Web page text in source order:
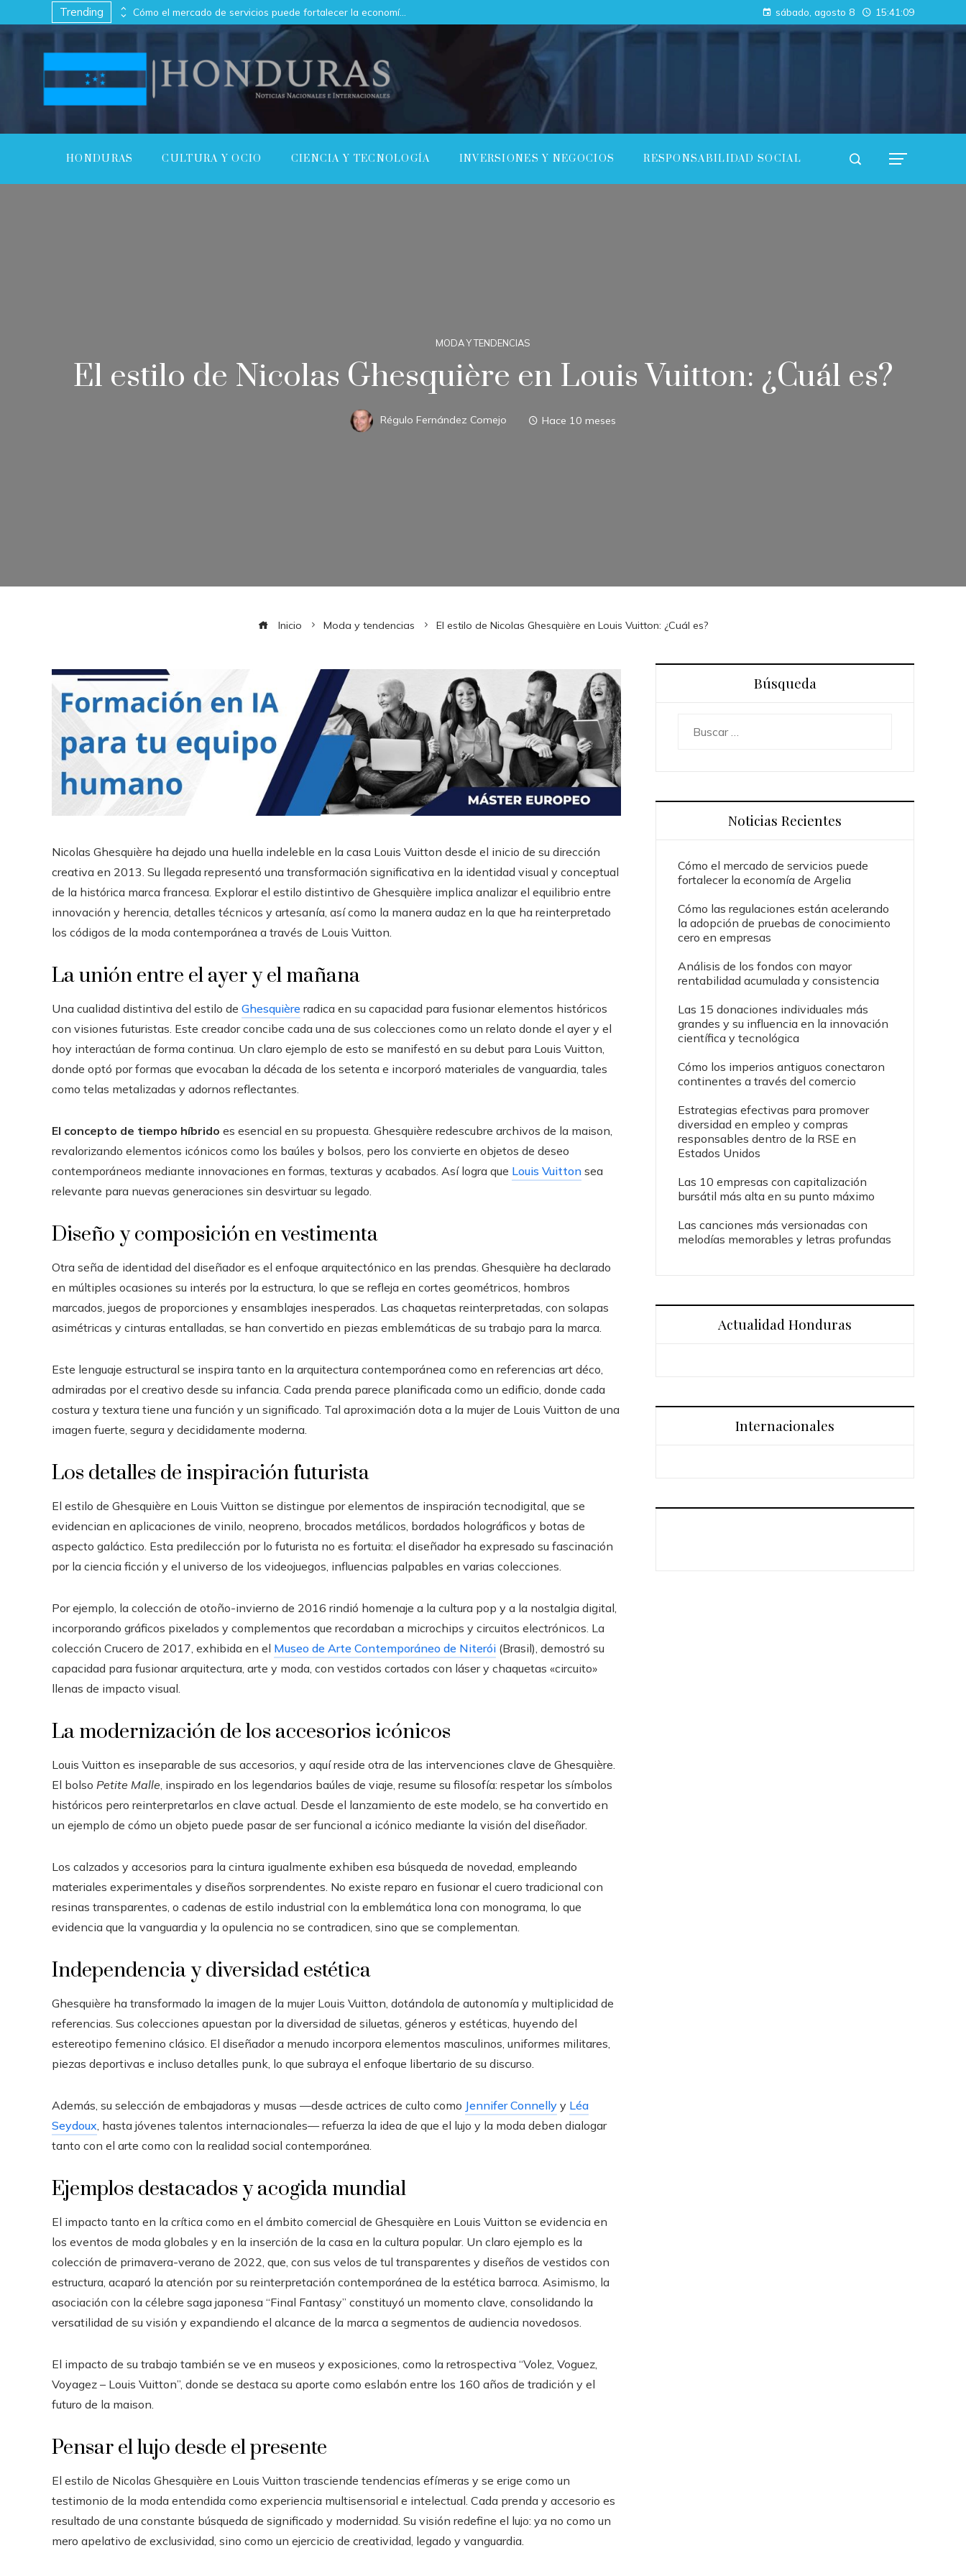
Trending Cómo los imperios antiguos conectaron continentes a través del comercio Cómo el mercado de servicios puede fortalecer la economía de Argelia sábado, agosto 8 15:41:10
HONDURAS CULTURA Y OCIO CIENCIA Y TECNOLOGÍA INVERSIONES Y NEGOCIOS RESPONSABILIDAD SOCIAL
MODA Y TENDENCIAS
El estilo de Nicolas Ghesquière en Louis Vuitton: ¿Cuál es?
Régulo Fernández Comejo Hace 10 meses
Inicio Moda y tendencias El estilo de Nicolas Ghesquière en Louis Vuitton: ¿Cuál es?
Nicolas Ghesquière ha dejado una huella indeleble en la casa Louis Vuitton desde el inicio de su dirección
creativa en 2013. Su llegada representó una transformación significativa en la identidad visual y conceptual
de la histórica marca francesa. Explorar el estilo distintivo de Ghesquière implica analizar el equilibrio entre
innovación y herencia, detalles técnicos y artesanía, así como la manera audaz en la que ha reinterpretado
los códigos de la moda contemporánea a través de Louis Vuitton.
La unión entre el ayer y el mañana
Una cualidad distintiva del estilo de Ghesquière radica en su capacidad para fusionar elementos históricos
con visiones futuristas. Este creador concibe cada una de sus colecciones como un relato donde el ayer y el
hoy interactúan de forma continua. Un claro ejemplo de esto se manifestó en su debut para Louis Vuitton,
donde optó por formas que evocaban la década de los setenta e incorporó materiales de vanguardia, tales
como telas metalizadas y adornos reflectantes.
El concepto de tiempo híbrido es esencial en su propuesta. Ghesquière redescubre archivos de la maison,
revalorizando elementos icónicos como los baúles y bolsos, pero los convierte en objetos de deseo
contemporáneos mediante innovaciones en formas, texturas y acabados. Así logra que Louis Vuitton sea
relevante para nuevas generaciones sin desvirtuar su legado.
Diseño y composición en vestimenta
Otra seña de identidad del diseñador es el enfoque arquitectónico en las prendas. Ghesquière ha declarado
en múltiples ocasiones su interés por la estructura, lo que se refleja en cortes geométricos, hombros
marcados, juegos de proporciones y ensamblajes inesperados. Las chaquetas reinterpretadas, con solapas
asimétricas y cinturas entalladas, se han convertido en piezas emblemáticas de su trabajo para la marca.
Este lenguaje estructural se inspira tanto en la arquitectura contemporánea como en referencias art déco,
admiradas por el creativo desde su infancia. Cada prenda parece planificada como un edificio, donde cada
costura y textura tiene una función y un significado. Tal aproximación dota a la mujer de Louis Vuitton de una
imagen fuerte, segura y decididamente moderna.
Los detalles de inspiración futurista
El estilo de Ghesquière en Louis Vuitton se distingue por elementos de inspiración tecnodigital, que se
evidencian en aplicaciones de vinilo, neopreno, brocados metálicos, bordados holográficos y botas de
aspecto galáctico. Esta predilección por lo futurista no es fortuita: el diseñador ha expresado su fascinación
por la ciencia ficción y el universo de los videojuegos, influencias palpables en varias colecciones.
Por ejemplo, la colección de otoño-invierno de 2016 rindió homenaje a la cultura pop y a la nostalgia digital,
incorporando gráficos pixelados y complementos que recordaban a microchips y circuitos electrónicos. La
colección Crucero de 2017, exhibida en el Museo de Arte Contemporáneo de Niterói (Brasil), demostró su
capacidad para fusionar arquitectura, arte y moda, con vestidos cortados con láser y chaquetas «circuito»
llenas de impacto visual.
La modernización de los accesorios icónicos
Louis Vuitton es inseparable de sus accesorios, y aquí reside otra de las intervenciones clave de Ghesquière.
El bolso Petite Malle, inspirado en los legendarios baúles de viaje, resume su filosofía: respetar los símbolos
históricos pero reinterpretarlos en clave actual. Desde el lanzamiento de este modelo, se ha convertido en
un ejemplo de cómo un objeto puede pasar de ser funcional a icónico mediante la visión del diseñador.
Los calzados y accesorios para la cintura igualmente exhiben esa búsqueda de novedad, empleando
materiales experimentales y diseños sorprendentes. No existe reparo en fusionar el cuero tradicional con
resinas transparentes, o cadenas de estilo industrial con la emblemática lona con monograma, lo que
evidencia que la vanguardia y la opulencia no se contradicen, sino que se complementan.
Independencia y diversidad estética
Ghesquière ha transformado la imagen de la mujer Louis Vuitton, dotándola de autonomía y multiplicidad de
referencias. Sus colecciones apuestan por la diversidad de siluetas, géneros y estéticas, huyendo del
estereotipo femenino clásico. El diseñador a menudo incorpora elementos masculinos, uniformes militares,
piezas deportivas e incluso detalles punk, lo que subraya el enfoque libertario de su discurso.
Además, su selección de embajadoras y musas —desde actrices de culto como Jennifer Connelly y Léa
Seydoux, hasta jóvenes talentos internacionales— refuerza la idea de que el lujo y la moda deben dialogar
tanto con el arte como con la realidad social contemporánea.
Ejemplos destacados y acogida mundial
El impacto tanto en la crítica como en el ámbito comercial de Ghesquière en Louis Vuitton se evidencia en
los eventos de moda globales y en la inserción de la casa en la cultura popular. Un claro ejemplo es la
colección de primavera-verano de 2022, que, con sus velos de tul transparentes y diseños de vestidos con
estructura, acaparó la atención por su reinterpretación contemporánea de la estética barroca. Asimismo, la
asociación con la célebre saga japonesa “Final Fantasy” constituyó un momento clave, consolidando la
versatilidad de su visión y expandiendo el alcance de la marca a segmentos de audiencia novedosos.
El impacto de su trabajo también se ve en museos y exposiciones, como la retrospectiva “Volez, Voguez,
Voyagez – Louis Vuitton”, donde se destaca su aporte como eslabón entre los 160 años de tradición y el
futuro de la maison.
Pensar el lujo desde el presente
El estilo de Nicolas Ghesquière en Louis Vuitton trasciende tendencias efímeras y se erige como un
testimonio de la moda entendida como experiencia multisensorial e intelectual. Cada prenda y accesorio es
resultado de una constante búsqueda de significado y modernidad. Su visión redefine el lujo: ya no como un
mero apelativo de exclusividad, sino como un ejercicio de creatividad, legado y vanguardia.
Búsqueda
Noticias Recientes
Cómo el mercado de servicios puede
fortalecer la economía de Argelia
Cómo las regulaciones están acelerando
la adopción de pruebas de conocimiento
cero en empresas
Análisis de los fondos con mayor
rentabilidad acumulada y consistencia
Las 15 donaciones individuales más
grandes y su influencia en la innovación
científica y tecnológica
Cómo los imperios antiguos conectaron
continentes a través del comercio
Estrategias efectivas para promover
diversidad en empleo y compras
responsables dentro de la RSE en
Estados Unidos
Las 10 empresas con capitalización
bursátil más alta en su punto máximo
Las canciones más versionadas con
melodías memorables y letras profundas
Actualidad Honduras
Internacionales